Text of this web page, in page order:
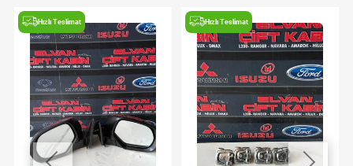
Hızlı Teslimat Hızlı Teslimat